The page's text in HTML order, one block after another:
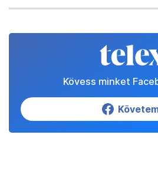
Kövess minket